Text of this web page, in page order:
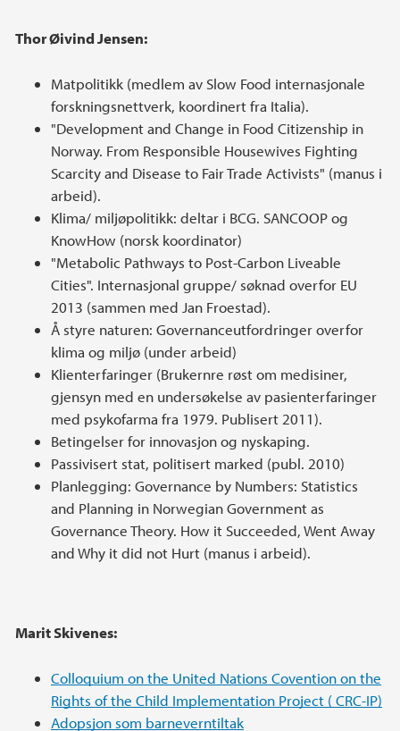
Thor Øivind Jensen:
Matpolitikk (medlem av Slow Food internasjonale
forskningsnettverk, koordinert fra Italia).
"Development and Change in Food Citizenship in
Norway. From Responsible Housewives Fighting
Scarcity and Disease to Fair Trade Activists" (manus i
arbeid).
Klima/ miljøpolitikk: deltar i BCG. SANCOOP og
KnowHow (norsk koordinator)
"Metabolic Pathways to Post-Carbon Liveable
Cities". Internasjonal gruppe/ søknad overfor EU
2013 (sammen med Jan Froestad).
Å styre naturen: Governanceutfordringer overfor
klima og miljø (under arbeid)
Klienterfaringer (Brukernre røst om medisiner,
gjensyn med en undersøkelse av pasienterfaringer
med psykofarma fra 1979. Publisert 2011).
Betingelser for innovasjon og nyskaping.
Passivisert stat, politisert marked (publ. 2010)
Planlegging: Governance by Numbers: Statistics
and Planning in Norwegian Government as
Governance Theory. How it Succeeded, Went Away
and Why it did not Hurt (manus i arbeid).
Marit Skivenes:
Colloquium on the United Nations Covention on the
Rights of the Child Implementation Project ( CRC-IP)
Adopsjon som barneverntiltak